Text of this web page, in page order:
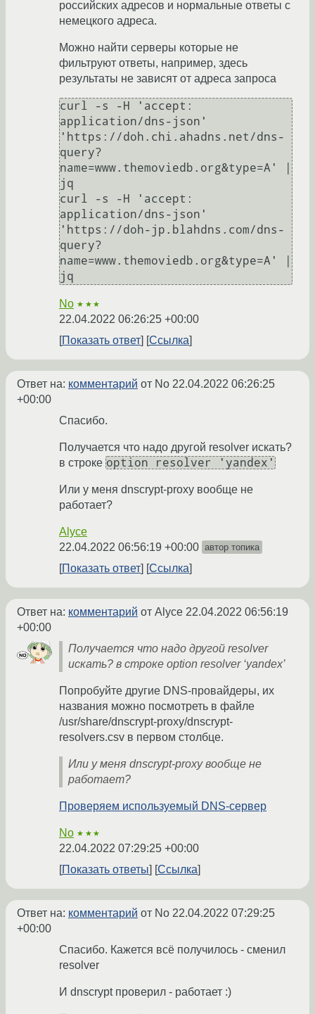
российских адресов и нормальные ответы с
немецкого адреса.
Можно найти серверы которые не
фильтруют ответы, например, здесь
результаты не зависят от адреса запроса
curl -s -H 'accept:
application/dns-json'
'https://doh.chi.ahadns.net/dns-
query?
name=www.themoviedb.org&type=A' |
jq
curl -s -H 'accept:
application/dns-json'
'https://doh-jp.blahdns.com/dns-
query?
name=www.themoviedb.org&type=A' |
No ★★★
22.04.2022 06:26:25 +00:00
Показать ответ
Ссылка
Ответ на: комментарий от No 22.04.2022 06:26:25
+00:00
Спасибо.
Получается что надо другой resolver искать?
в строке option resolver 'yandex'
Или у меня dnscrypt-proxy вообще не
работает?
Alyce
22.04.2022 06:56:19 +00:00 автор топика
Показать ответ Ссылка
Ответ на: комментарий от Alyce 22.04.2022 06:56:19
+00:00
Получается что надо другой resolver
искать? в строке option resolver ‘yandex’
Попробуйте другие DNS-провайдеры, их
названия можно посмотреть в файле
/usr/share/dnscrypt-proxy/dnscrypt-
resolvers.csv в первом столбце.
Или у меня dnscrypt-proxy вообще не
работает?
Проверяем используемый DNS-сервер
No ★★★
22.04.2022 07:29:25 +00:00
Показать ответы
Ссылка
Ответ на: комментарий от No 22.04.2022 07:29:25
+00:00
Спасибо. Кажется всё получилось - сменил
resolver
И dnscrypt проверил - работает :)